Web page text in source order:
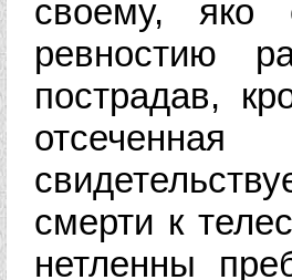
своему,
ревностию
пострадав,
смерти к
нетленны